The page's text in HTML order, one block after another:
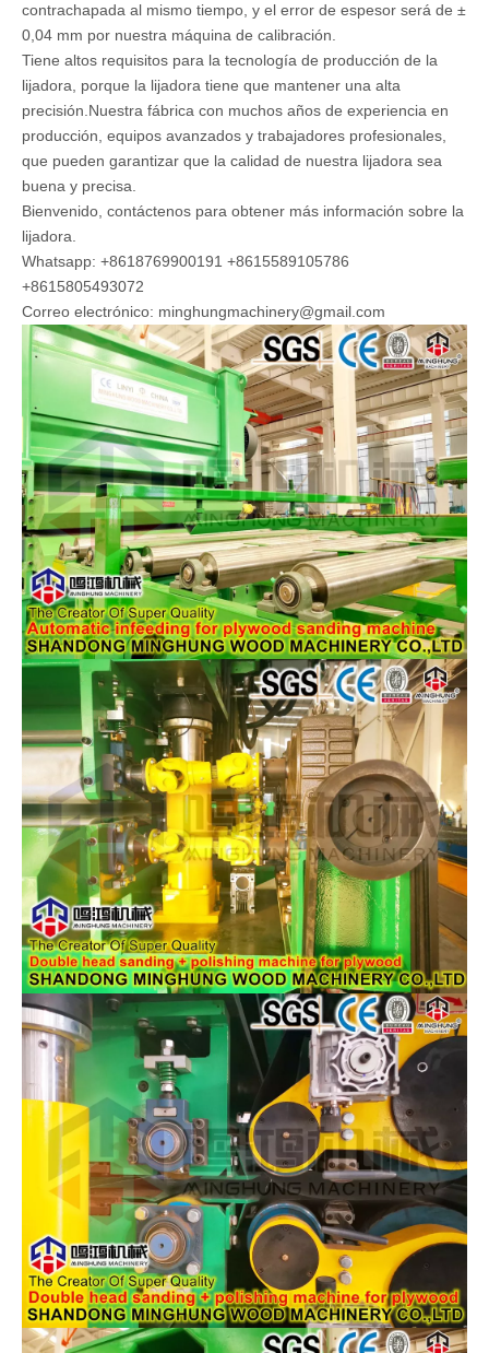
contrachapada al mismo tiempo, y el error de espesor será de ±
0,04 mm por nuestra máquina de calibración.
Tiene altos requisitos para la tecnología de producción de la
lijadora, porque la lijadora tiene que mantener una alta
precisión.Nuestra fábrica con muchos años de experiencia en
producción, equipos avanzados y trabajadores profesionales,
que pueden garantizar que la calidad de nuestra lijadora sea
buena y precisa.
Bienvenido, contáctenos para obtener más información sobre la
lijadora.
Whatsapp: +8618769900191 +8615589105786
+8615805493072
Correo electrónico: minghungmachinery@gmail.com